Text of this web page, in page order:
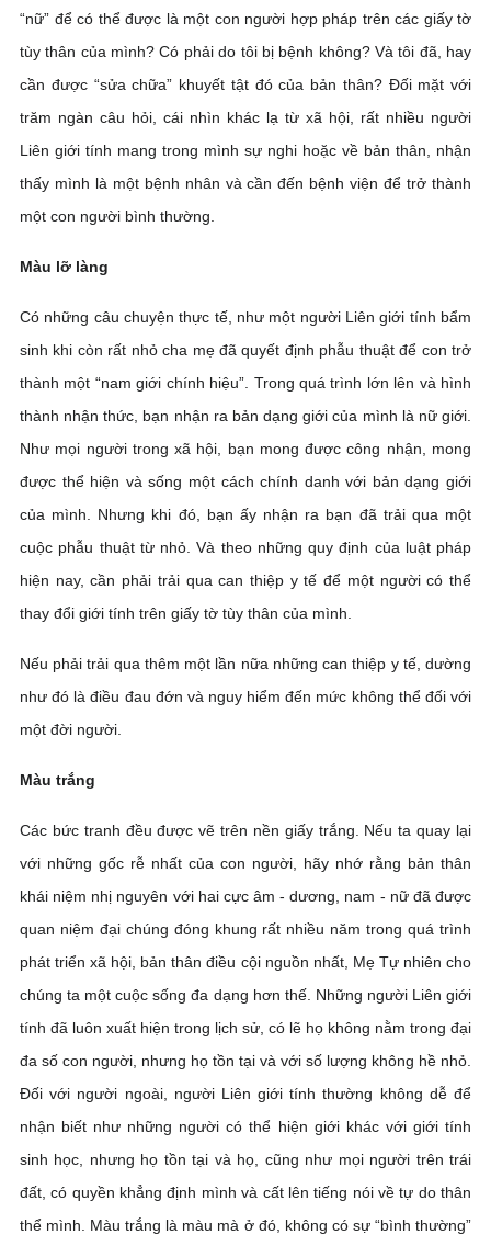
“nữ” để có thể được là một con người hợp pháp trên các giấy tờ
tùy thân của mình? Có phải do tôi bị bệnh không? Và tôi đã, hay
cần được “sửa chữa” khuyết tật đó của bản thân? Đối mặt với
trăm ngàn câu hỏi, cái nhìn khác lạ từ xã hội, rất nhiều người
Liên giới tính mang trong mình sự nghi hoặc về bản thân, nhận
thấy mình là một bệnh nhân và cần đến bệnh viện để trở thành
một con người bình thường.
Màu lỡ làng
Có những câu chuyện thực tế, như một người Liên giới tính bẩm
sinh khi còn rất nhỏ cha mẹ đã quyết định phẫu thuật để con trở
thành một “nam giới chính hiệu”. Trong quá trình lớn lên và hình
thành nhận thức, bạn nhận ra bản dạng giới của mình là nữ giới.
Như mọi người trong xã hội, bạn mong được công nhận, mong
được thể hiện và sống một cách chính danh với bản dạng giới
của mình. Nhưng khi đó, bạn ấy nhận ra bạn đã trải qua một
cuộc phẫu thuật từ nhỏ. Và theo những quy định của luật pháp
hiện nay, cần phải trải qua can thiệp y tế để một người có thể
thay đổi giới tính trên giấy tờ tùy thân của mình.
Nếu phải trải qua thêm một lần nữa những can thiệp y tế, dường
như đó là điều đau đớn và nguy hiểm đến mức không thể đối với
một đời người.
Màu trắng
Các bức tranh đều được vẽ trên nền giấy trắng. Nếu ta quay lại
với những gốc rễ nhất của con người, hãy nhớ rằng bản thân
khái niệm nhị nguyên với hai cực âm - dương, nam - nữ đã được
quan niệm đại chúng đóng khung rất nhiều năm trong quá trình
phát triển xã hội, bản thân điều cội nguồn nhất, Mẹ Tự nhiên cho
chúng ta một cuộc sống đa dạng hơn thế. Những người Liên giới
tính đã luôn xuất hiện trong lịch sử, có lẽ họ không nằm trong đại
đa số con người, nhưng họ tồn tại và với số lượng không hề nhỏ.
Đối với người ngoài, người Liên giới tính thường không dễ để
nhận biết như những người có thể hiện giới khác với giới tính
sinh học, nhưng họ tồn tại và họ, cũng như mọi người trên trái
đất, có quyền khẳng định mình và cất lên tiếng nói về tự do thân
thể mình. Màu trắng là màu mà ở đó, không có sự “bình thường”